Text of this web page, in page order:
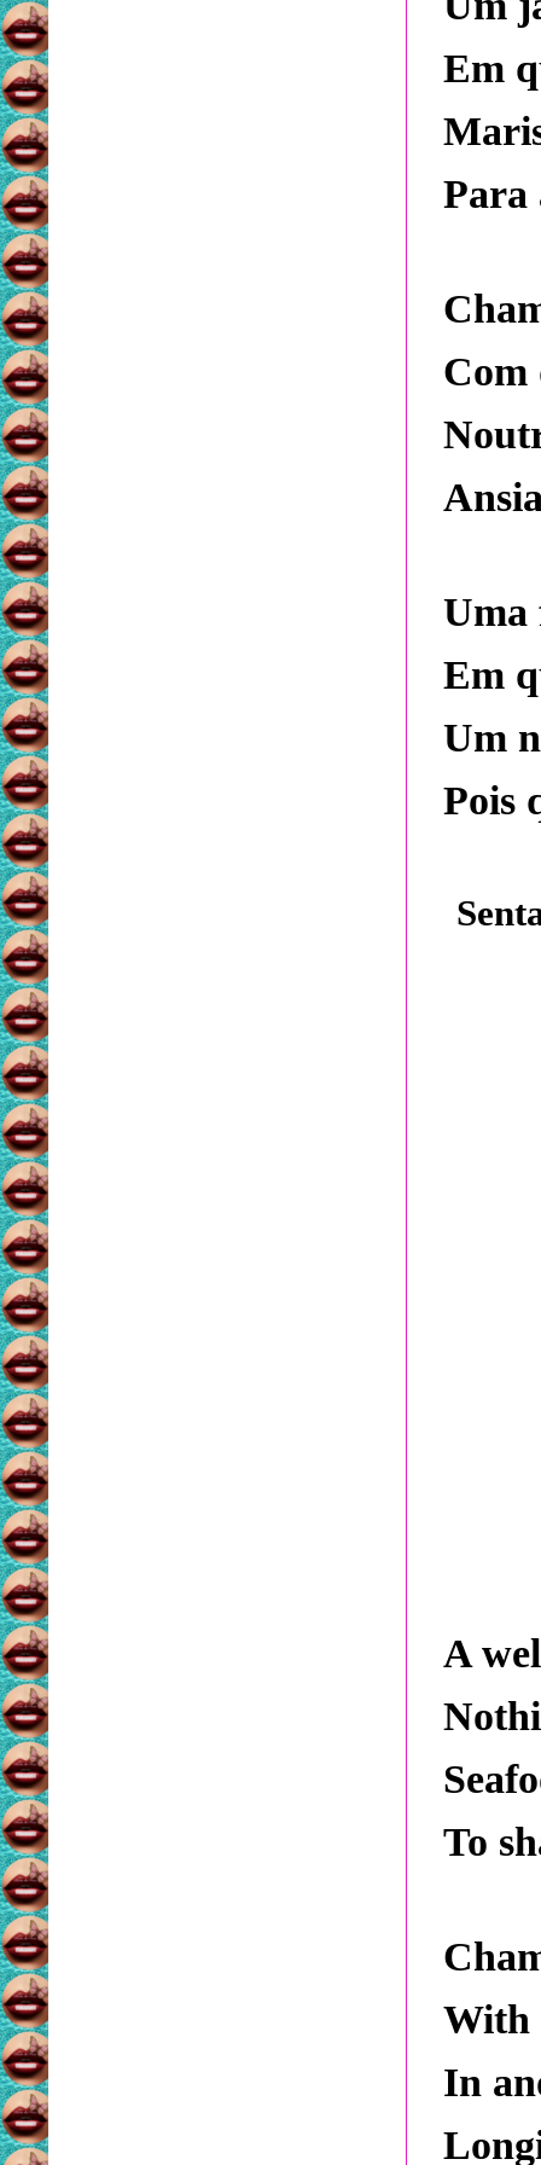
Em
Para
Com
Uma
Em
Um
Pois
A
To
With
In